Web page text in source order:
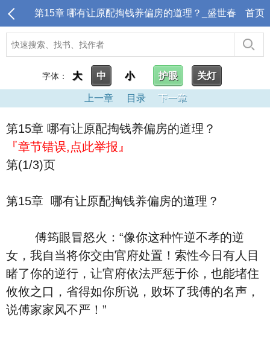
第15章 哪有让原配掏钱养偏房的道理？_盛世春 首页
字体： 大 中 小 护眼 关灯
上一章 目录 下一章
第15章 哪有让原配掏钱养偏房的道理？
『章节错误,点此举报』
第(1/3)页
第15章 哪有让原配掏钱养偏房的道理？
傅筠眼冒怒火：“像你这种忤逆不孝的逆
女，我自当将你交由官府处置！索性今日有人目
睹了你的逆行，让官府依法严惩于伱，也能堵住
攸攸之口，省得如你所说，败坏了我傅的名声，
说傅家家风不严！”